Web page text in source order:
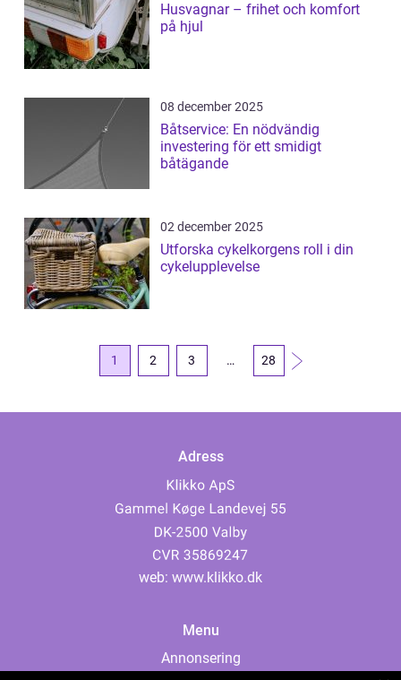
Husvagnar – frihet och komfort
på hjul
08 december 2025
Båtservice: En nödvändig
investering för ett smidigt
båtägande
02 december 2025
Utforska cykelkorgens roll i din
cykelupplevelse
1 2 3 … 28
Adress
web: www.klikko.dk
Menu
Annonsering